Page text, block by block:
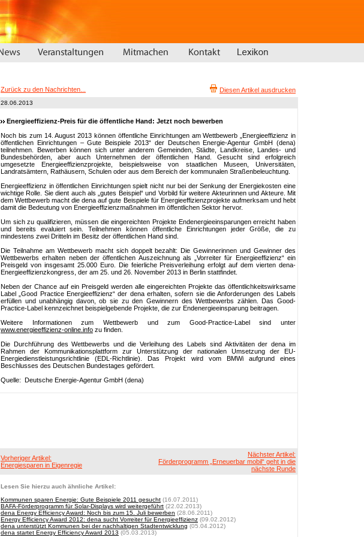
Zurück zu den Nachrichten... Diesen Artikel ausdrucken
28.06.2013
Energieeffizienz-Preis für die öffentliche Hand: Jetzt noch bewerben
Noch bis zum 14. August 2013 können öffentliche Einrichtungen am Wettbewerb „Energieeffizienz in
öffentlichen Einrichtungen – Gute Beispiele 2013“ der Deutschen Energie-Agentur GmbH (dena)
teilnehmen. Bewerben können sich unter anderem Gemeinden, Städte, Landkreise, Landes- und
Bundesbehörden, aber auch Unternehmen der öffentlichen Hand. Gesucht sind erfolgreich
umgesetzte Energieeffizienzprojekte, beispielsweise von staatlichen Museen, Universitäten,
Landratsämtern, Rathäusern, Schulen oder aus dem Bereich der kommunalen Straßenbeleuchtung.
Energieeffizienz in öffentlichen Einrichtungen spielt nicht nur bei der Senkung der Energiekosten eine
wichtige Rolle. Sie dient auch als „gutes Beispiel“ und Vorbild für weitere Akteurinnen und Akteure. Mit
dem Wettbewerb macht die dena auf gute Beispiele für Energieeffizienzprojekte aufmerksam und hebt
damit die Bedeutung von Energieeffizienzmaßnahmen im öffentlichen Sektor hervor.
Um sich zu qualifizieren, müssen die eingereichten Projekte Endenergieeinsparungen erreicht haben
und bereits evaluiert sein. Teilnehmen können öffentliche Einrichtungen jeder Größe, die zu
mindestens zwei Dritteln im Besitz der öffentlichen Hand sind.
Die Teilnahme am Wettbewerb macht sich doppelt bezahlt: Die Gewinnerinnen und Gewinner des
Wettbewerbs erhalten neben der öffentlichen Auszeichnung als „Vorreiter für Energieeffizienz“ ein
Preisgeld von insgesamt 25.000 Euro. Die feierliche Preisverleihung erfolgt auf dem vierten dena-
Energieeffizienzkongress, der am 25. und 26. November 2013 in Berlin stattfindet.
Neben der Chance auf ein Preisgeld werden alle eingereichten Projekte das öffentlichkeitswirksame
Label „Good Practice Energieeffizienz“ der dena erhalten, sofern sie die Anforderungen des Labels
erfüllen und unabhängig davon, ob sie zu den Gewinnern des Wettbewerbs zählen. Das Good-
Practice-Label kennzeichnet beispielgebende Projekte, die zur Endenergieeinsparung beitragen.
Weitere Informationen zum Wettbewerb und zum Good-Practice-Label sind unter
www.energieeffizienz-online.info zu finden.
Die Durchführung des Wettbewerbs und die Verleihung des Labels sind Aktivitäten der dena im
Rahmen der Kommunikationsplattform zur Unterstützung der nationalen Umsetzung der EU-
Energiedienstleistungsrichtlinie (EDL-Richtlinie). Das Projekt wird vom BMWi aufgrund eines
Beschlusses des Deutschen Bundestages gefördert.
Quelle: Deutsche Energie-Agentur GmbH (dena)
Vorheriger Artikel:
Energiesparen in Eigenregie
Nächster Artikel:
Förderprogramm „Erneuerbar mobil“ geht in die
nächste Runde
Lesen Sie hierzu auch ähnliche Artikel:
Kommunen sparen Energie: Gute Beispiele 2011 gesucht (16.07.2011)
BAFA-Förderprogramm für Solar-Displays wird weitergeführt (22.02.2013)
dena Energy Efficiency Award: Noch bis zum 15. Juli bewerben (28.06.2011)
Energy Efficiency Award 2012: dena sucht Vorreiter für Energieeffizienz (09.02.2012)
dena unterstützt Kommunen bei der nachhaltigen Stadtentwicklung (05.04.2012)
dena startet Energy Efficiency Award 2013 (05.03.2013)